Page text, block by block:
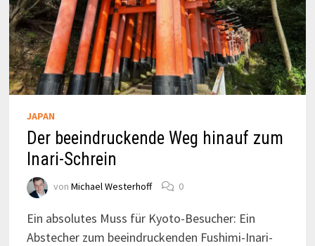
JAPAN
Der beeindruckende Weg hinauf zum
Inari-Schrein
von Michael Westerhoff 0
Ein absolutes Muss für Kyoto-Besucher: Ein
Abstecher zum beeindruckenden Fushimi-Inari-